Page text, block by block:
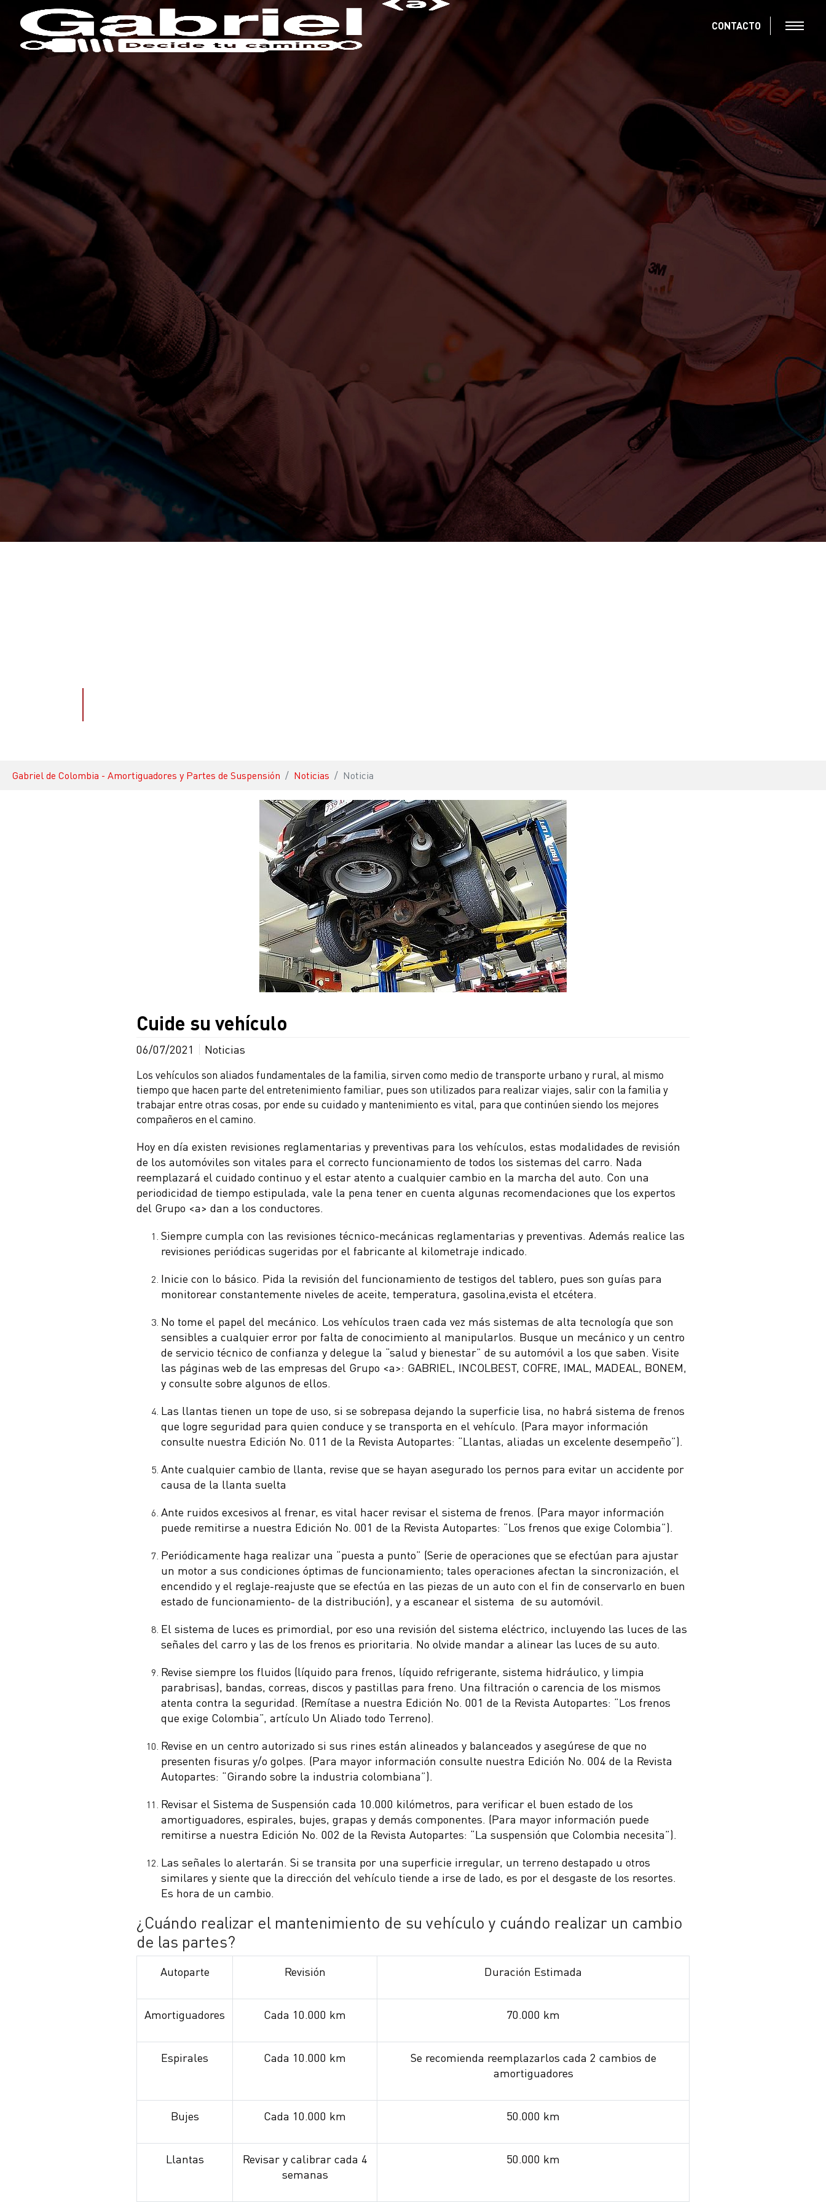
CONTACTO
Gabriel de Colombia - Amortiguadores y Partes de Suspensión Noticias Noticia
Cuide su vehículo
06/07/2021 Noticias
Los vehículos son aliados fundamentales de la familia, sirven como medio de transporte urbano y rural, al mismo
tiempo que hacen parte del entretenimiento familiar, pues son utilizados para realizar viajes, salir con la familia y
trabajar entre otras cosas, por ende su cuidado y mantenimiento es vital, para que continúen siendo los mejores
compañeros en el camino.
Hoy en día existen revisiones reglamentarias y preventivas para los vehículos, estas modalidades de revisión
de los automóviles son vitales para el correcto funcionamiento de todos los sistemas del carro. Nada
reemplazará el cuidado continuo y el estar atento a cualquier cambio en la marcha del auto. Con una
periodicidad de tiempo estipulada, vale la pena tener en cuenta algunas recomendaciones que los expertos
del Grupo <a> dan a los conductores.
Siempre cumpla con las revisiones técnico-mecánicas reglamentarias y preventivas. Además realice las
revisiones periódicas sugeridas por el fabricante al kilometraje indicado.
Inicie con lo básico. Pida la revisión del funcionamiento de testigos del tablero, pues son guías para
monitorear constantemente niveles de aceite, temperatura, gasolina,evista el etcétera.
No tome el papel del mecánico. Los vehículos traen cada vez más sistemas de alta tecnología que son
sensibles a cualquier error por falta de conocimiento al manipularlos. Busque un mecánico y un centro
de servicio técnico de confianza y delegue la “salud y bienestar” de su automóvil a los que saben. Visite
las páginas web de las empresas del Grupo <a>: GABRIEL, INCOLBEST, COFRE, IMAL, MADEAL, BONEM,
y consulte sobre algunos de ellos.
Las llantas tienen un tope de uso, si se sobrepasa dejando la superficie lisa, no habrá sistema de frenos
que logre seguridad para quien conduce y se transporta en el vehículo. (Para mayor información
consulte nuestra Edición No. 011 de la Revista Autopartes: “Llantas, aliadas un excelente desempeño”).
Ante cualquier cambio de llanta, revise que se hayan asegurado los pernos para evitar un accidente por
causa de la llanta suelta
Ante ruidos excesivos al frenar, es vital hacer revisar el sistema de frenos. (Para mayor información
puede remitirse a nuestra Edición No. 001 de la Revista Autopartes: “Los frenos que exige Colombia”).
Periódicamente haga realizar una “puesta a punto” (Serie de operaciones que se efectúan para ajustar
un motor a sus condiciones óptimas de funcionamiento; tales operaciones afectan la sincronización, el
encendido y el reglaje-reajuste que se efectúa en las piezas de un auto con el fin de conservarlo en buen
estado de funcionamiento- de la distribución), y a escanear el sistema de su automóvil.
El sistema de luces es primordial, por eso una revisión del sistema eléctrico, incluyendo las luces de las
señales del carro y las de los frenos es prioritaria. No olvide mandar a alinear las luces de su auto.
Revise siempre los fluidos (líquido para frenos, líquido refrigerante, sistema hidráulico, y limpia
parabrisas), bandas, correas, discos y pastillas para freno. Una filtración o carencia de los mismos
atenta contra la seguridad. (Remítase a nuestra Edición No. 001 de la Revista Autopartes: “Los frenos
que exige Colombia”, artículo Un Aliado todo Terreno).
Revise en un centro autorizado si sus rines están alineados y balanceados y asegúrese de que no
presenten fisuras y/o golpes. (Para mayor información consulte nuestra Edición No. 004 de la Revista
Autopartes: “Girando sobre la industria colombiana”).
Revisar el Sistema de Suspensión cada 10.000 kilómetros, para verificar el buen estado de los
amortiguadores, espirales, bujes, grapas y demás componentes. (Para mayor información puede
remitirse a nuestra Edición No. 002 de la Revista Autopartes: “La suspensión que Colombia necesita”).
Las señales lo alertarán. Si se transita por una superficie irregular, un terreno destapado u otros
similares y siente que la dirección del vehículo tiende a irse de lado, es por el desgaste de los resortes.
Es hora de un cambio.
¿Cuándo realizar el mantenimiento de su vehículo y cuándo realizar un cambio
de las partes?
Autoparte Revisión Duración Estimada
Amortiguadores Cada 10.000 km 70.000 km
Espirales Cada 10.000 km
Se recomienda reemplazarlos cada 2 cambios de
amortiguadores
Bujes Cada 10.000 km 50.000 km
Llantas
Revisar y calibrar cada 4
semanas
50.000 km